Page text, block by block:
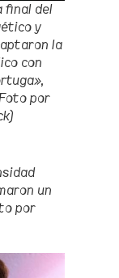
final del
y
la
con
por
un
por